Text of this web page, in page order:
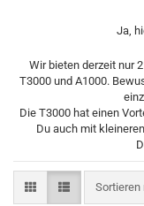
Ja,
Wir bieten derzeit nur
T3000 und A1000.
Die T3000 hat einen
Du auch mit
Sortieren
Sortieren